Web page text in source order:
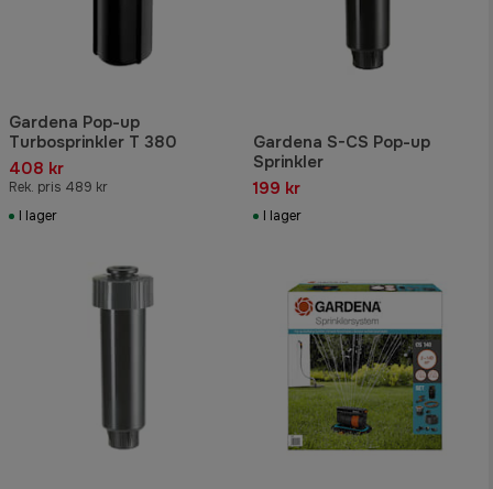
Gardena Pop-up
Turbosprinkler T 380
408 kr
Rek. pris 489 kr
I lager
Gardena S-CS Pop-up
Sprinkler
199 kr
I lager